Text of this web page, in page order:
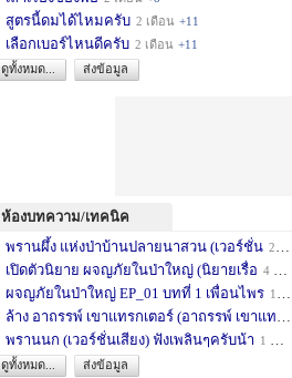
สูตรนี้ดมได้ไหมครับ 2 เดือน +11
เลือกเบอร์ไหนดีครับ 2 เดือน +11
ดูทั้งหมด...
ส่งข้อมูล
ห้องบทความ/เทคนิค
พรานผึ้ง แห่งป่าบ้านปลายนาสวน (เวอร์ชั่น 2 เดือน
เปิดตัวนิยาย ผจญภัยในป่าใหญ่ (นิยายเรื่อ 4 เดือน
ผจญภัยในป่าใหญ่ EP_01 บทที่ 1 เพื่อนไพร 11 เดือน
ล้าง อาถรรพ์ เขาแทรกเตอร์ (อาถรรพ์ เขาแท
พรานนก (เวอร์ชั่นเสียง) ฟังเพลินๆครับน้า 1 ปี
ดูทั้งหมด...
ส่งข้อมูล